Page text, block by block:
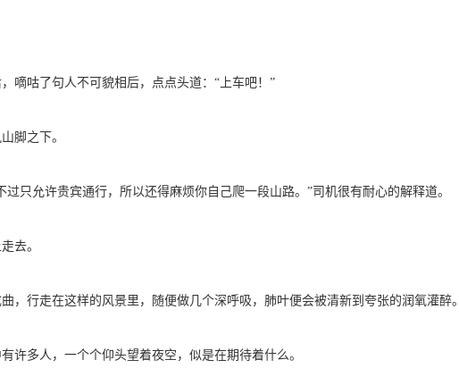
咕了句人不可貌相后，点点头道：“上车吧！”
脚之下。
允许贵宾通行，所以还得麻烦你自己爬一段山路。”司机很有耐心的解释道。
去。
行走在这样的风景里，随便做几个深呼吸，肺叶便会被清新到夸张的润氧灌醉。
多人，一个个仰头望着夜空，似是在期待着什么。